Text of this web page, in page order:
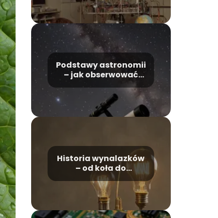
Podstawy astronomii
– jak obserwować
Historia wynalazków
– od koła do
internetu